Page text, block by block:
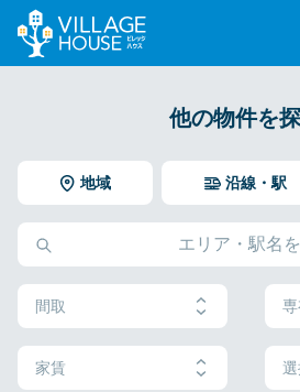
他の物件を
地域 沿線・駅
間取
家賃